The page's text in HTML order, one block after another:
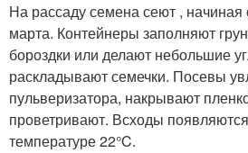
На рассаду семена сеют , начиная
марта. Контейнеры заполняют
бороздки или делают небольшие
раскладывают семечки. Посевы
пульверизатора, накрывают
проветривают. Всходы
температуре 22°C.